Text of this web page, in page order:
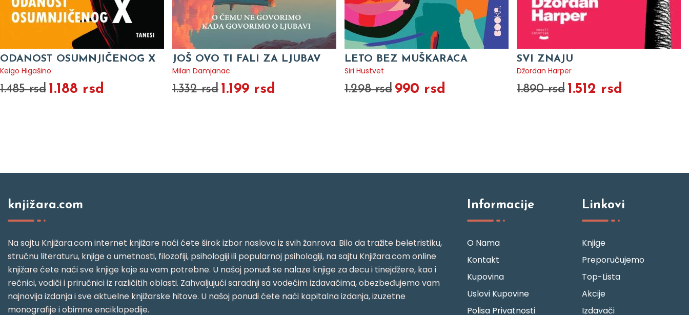
ODANOST OSUMNJIČENOG X
Keigo Higašino
1.485 rsd 1.188 rsd
JOŠ OVO TI FALI ZA LJUBAV
Milan Damjanac
1.332 rsd 1.199 rsd
LETO BEZ MUŠKARACA
Siri Hustvet
1.298 rsd 990 rsd
SVI ZNAJU
Džordan Harper
1.890 rsd 1.512 rsd
knjižara.com
Na sajtu Knjižara.com internet knjižare naći ćete širok izbor naslova iz svih žanrova. Bilo da tražite beletristiku,
stručnu literaturu, knjige o umetnosti, filozofiji, psihologiji ili popularnoj psihologiji, na sajtu Knjižara.com online
knjižare ćete naći sve knjige koje su vam potrebne. U našoj ponudi se nalaze knjige za decu i tinejdžere, kao i
rečnici, vodiči i priručnici iz različitih oblasti. Zahvaljujući saradnji sa vodećim izdavačima, obezbeđujemo vam
najnovija izdanja i sve aktuelne knjižarske hitove. U našoj ponudi ćete naći kapitalna izdanja, izuzetne
monografije i obimne enciklopedije.
Informacije
O Nama
Kontakt
Kupovina
Uslovi Kupovine
Polisa Privatnosti
Linkovi
Knjige
Preporučujemo
Top-Lista
Akcije
Izdavači